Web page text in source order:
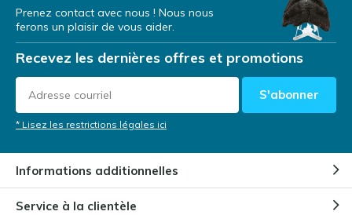
Prenez contact avec nous ! Nous nous
ferons un plaisir de vous aider.
Recevez les dernières offres et promotions
S'abonner
* Lisez les restrictions légales ici
Informations additionnelles
Service à la clientèle